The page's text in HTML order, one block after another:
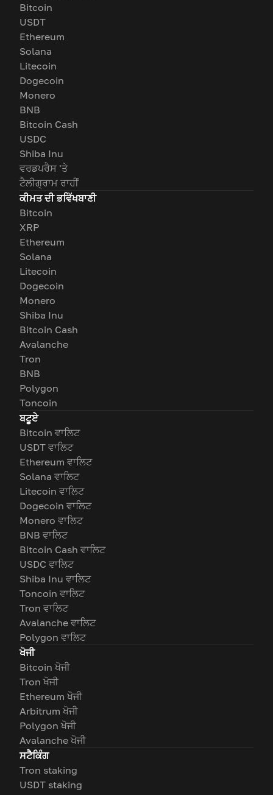
Bitcoin
USDT
Ethereum
Solana
Litecoin
Dogecoin
Monero
BNB
Bitcoin Cash
USDC
Shiba Inu
ਵਰਡਪਰੈਸ 'ਤੇ
ਟੈਲੀਗ੍ਰਾਮ ਰਾਹੀਂ
ਕੀਮਤ ਦੀ ਭਵਿੱਖਬਾਣੀ
Bitcoin
XRP
Ethereum
Solana
Litecoin
Dogecoin
Monero
Shiba Inu
Bitcoin Cash
Avalanche
Tron
BNB
Polygon
Toncoin
ਬਟੂਏ
Bitcoin ਵਾਲਿਟ
USDT ਵਾਲਿਟ
Ethereum ਵਾਲਿਟ
Solana ਵਾਲਿਟ
Litecoin ਵਾਲਿਟ
Dogecoin ਵਾਲਿਟ
Monero ਵਾਲਿਟ
BNB ਵਾਲਿਟ
Bitcoin Cash ਵਾਲਿਟ
USDC ਵਾਲਿਟ
Shiba Inu ਵਾਲਿਟ
Toncoin ਵਾਲਿਟ
Tron ਵਾਲਿਟ
Avalanche ਵਾਲਿਟ
Polygon ਵਾਲਿਟ
ਖੋਜੀ
Bitcoin ਖੋਜੀ
Tron ਖੋਜੀ
Ethereum ਖੋਜੀ
Arbitrum ਖੋਜੀ
Polygon ਖੋਜੀ
Avalanche ਖੋਜੀ
ਸਟੈਕਿੰਗ
Tron staking
USDT staking